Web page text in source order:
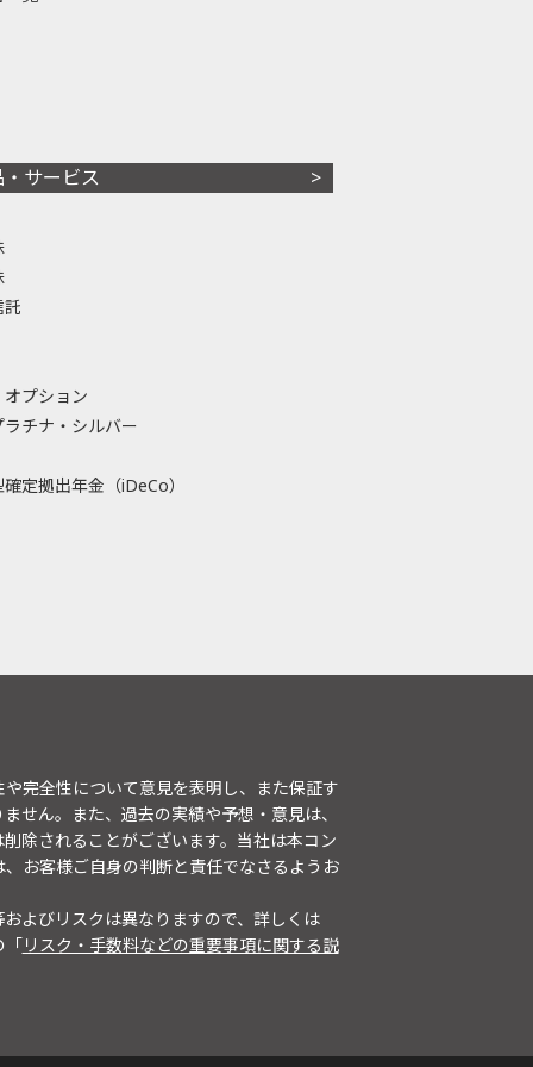
・サービス
託
プション
ラチナ・シルバー
定拠出年金（iDeCo）
完全性について意見を表明し、また保証す
せん。また、過去の実績や予想・意見は、
除されることがございます。当社は本コン
お客様ご自身の判断と責任でなさるようお
よびリスクは異なりますので、詳しくは
「リスク・手数料などの重要事項に関する説